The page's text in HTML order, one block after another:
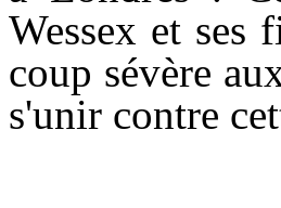
Wessex et ses
coup sévère
s'unir contre